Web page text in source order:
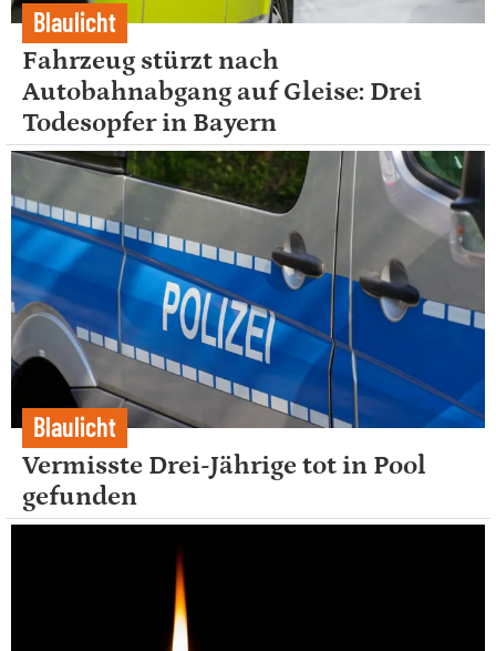
Blaulicht
Fahrzeug stürzt nach
Autobahnabgang auf Gleise: Drei
Todesopfer in Bayern
Blaulicht
Vermisste Drei-Jährige tot in Pool
gefunden